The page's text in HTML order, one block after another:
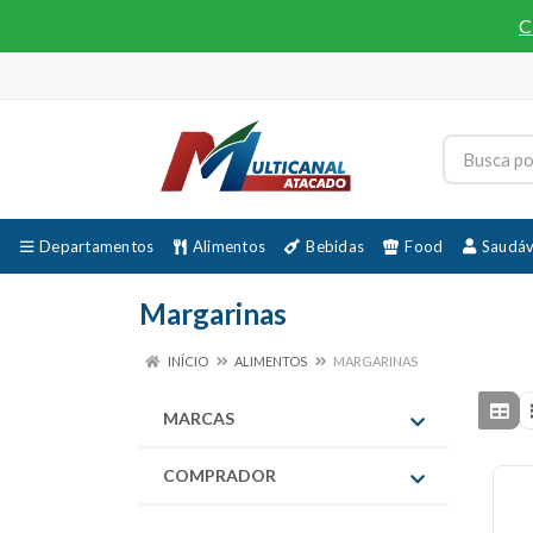
Departamentos Alimentos Bebidas Food
Margarinas
INÍCIO ALIMENTOS MARGARINAS
MARCAS
COMPRADOR